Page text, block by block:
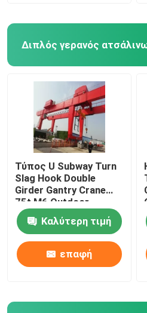
Τύπος U Subway Turn
Slag Hook Double
Girder Gantry Crane
75t M6 Outdoor
Καλύτερη τιμή
επαφή